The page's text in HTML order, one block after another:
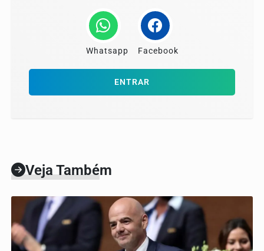
Whatsapp Facebook
ENTRAR
Veja Também